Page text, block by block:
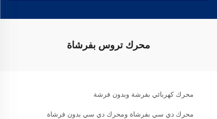
محرك تروس بفرشاة
محرك كهربائي بفرشة وبدون فرشة
محرك دي سي بفرشاة ومحرك دي سي بدون فرشاة